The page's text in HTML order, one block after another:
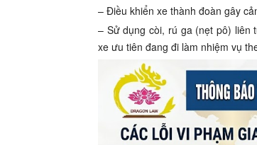
– Điều khiển xe thành đoàn gây
– Sử dụng còi, rú ga (nẹt pô) liên
xe ưu tiên đang đi làm nhiệm vụ